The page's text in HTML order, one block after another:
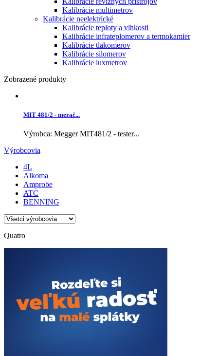
Kalibrácie multimetrov
Kalibrácie neelektrické
Kalibrácie teploty a vlhkosti
Kalibrácie infrateplomerov a termokamier
Kalibrácie tlakomerov
Kalibrácie silomerov
Kalibrácie luxmetrov
Zobrazené produkty
MIT 481/2 - merač...
Výrobca: Megger MIT481/2 - tester...
Výrobcovia
4L
Alkoma
Amprobe
ATC
BENNING
Quatro